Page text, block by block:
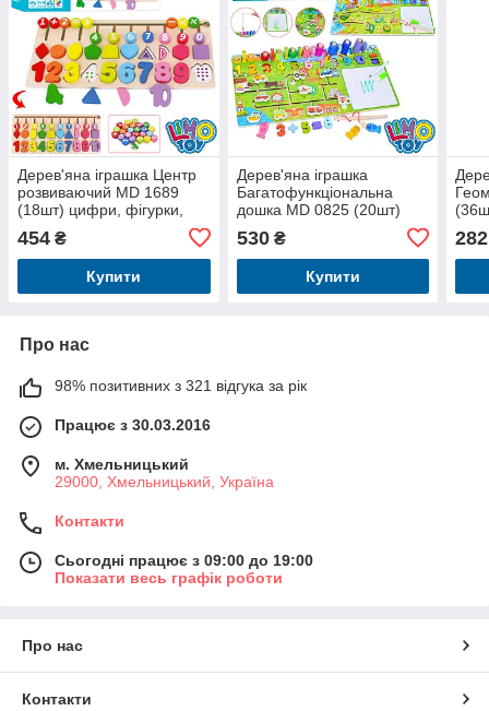
Дерев'яна іграшка Центр
розвиваючий MD 1689
(18шт) цифри, фігурки,
5см.
454 ₴
Купити
Дерев'яна іграшка
Багатофункціональна
дошка MD 0825 (20шт)
рибалка(магнитна, 1
вудка),дошка для
530₴
Купити
ці,
282
Про нас
98% позитивних з 321 відгука за рік
Працює з 30.03.2016
м. Хмельницький
29000, Хмельницький, Україна
Контакти
Сьогодні працює з 09:00 до 19:00
Показати весь графік роботи
Про нас
Контакти